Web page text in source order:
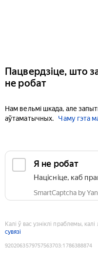
Пацвердзіце, што
не робат
Нам вельмі шкада, але
аўтаматычных.
Чаму гэта
Я не робат
Націсніце, каб
SmartCaptcha by
Калі ў вас узніклі праблемы,
сувязі
9202063579757563703:1786388874